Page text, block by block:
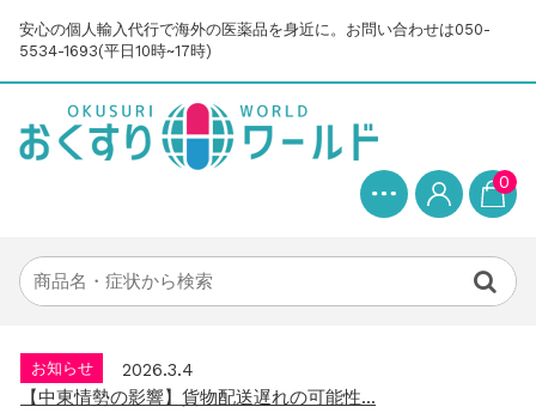
安心の個人輸入代行で海外の医薬品を身近に。お問い合わせは050-
5534-1693(平日10時~17時)
0
2025.8.24
問い合わせ停止期間のご案内...
お知らせ
2026.4.9
お知らせ
2026.3.4
【中東情勢の影響】貨物配送遅れの可能性...